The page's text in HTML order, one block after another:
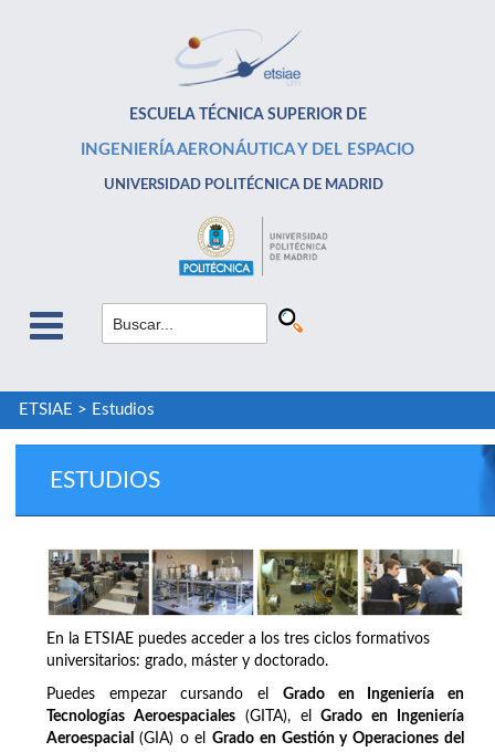
ESCUELA TÉCNICA SUPERIOR DE
INGENIERÍA AERONÁUTICA Y DEL ESPACIO
UNIVERSIDAD POLITÉCNICA DE MADRID
ETSIAE > Estudios
ESTUDIOS
En la ETSIAE puedes acceder a los tres ciclos formativos
universitarios: grado, máster y doctorado.
Puedes empezar cursando el Grado en Ingeniería en
Tecnologías Aeroespaciales(GITA), elGrado en Ingeniería
Aeroespacial (GIA) o elGrado en Gestión y Operaciones del